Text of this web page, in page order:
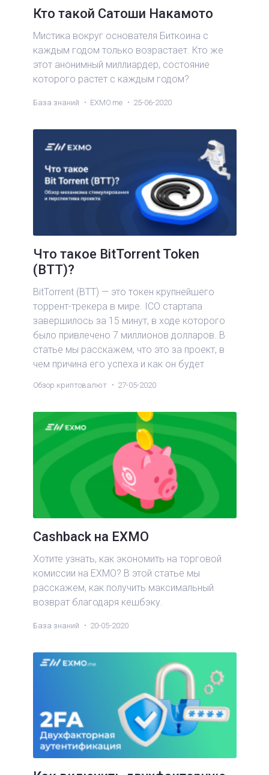
Кто такой Сатоши Накамото
Мистика вокруг основателя Биткоина с
каждым годом только возрастает. Кто же
этот анонимный миллиардер, состояние
которого растет с каждым годом?
База знаний EXMO.me 25-06-2020
Что такое BitTorrent Token
(BTT)?
BitTorrent (BTT) — это токен крупнейшего
торрент-трекера в мире. ICO стартапа
завершилось за 15 минут, в ходе которого
было привлечено 7 миллионов долларов. В
статье мы расскажем, что это за проект, в
чем причина его успеха и как он будет
Обзор криптовалют 27-05-2020
Cashback на EXMO
Хотите узнать, как экономить на торговой
комиссии на EXMO? В этой статье мы
расскажем, как получить максимальный
возврат благодаря кешбэку.
База знаний 20-05-2020